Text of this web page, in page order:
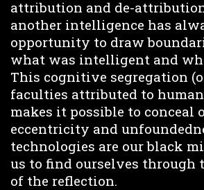
attribution and de-
another intelligence has
opportunity to draw
what was intelligent and
This cognitive segregation
faculties attributed to
makes it possible to conceal
eccentricity and
technologies are our black
us to find ourselves through
of the reflection.